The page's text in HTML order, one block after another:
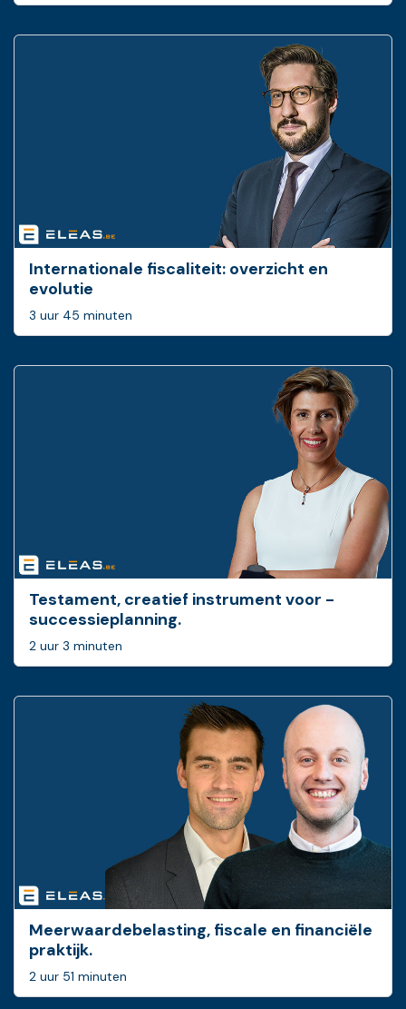
Internationale fiscaliteit: overzicht en
evolutie
3 uur 45 minuten
Testament, creatief ­instrument voor ­
successieplanning.
2 uur 3 minuten
Meerwaardebelasting, fiscale en financiële
praktijk.
2 uur 51 minuten